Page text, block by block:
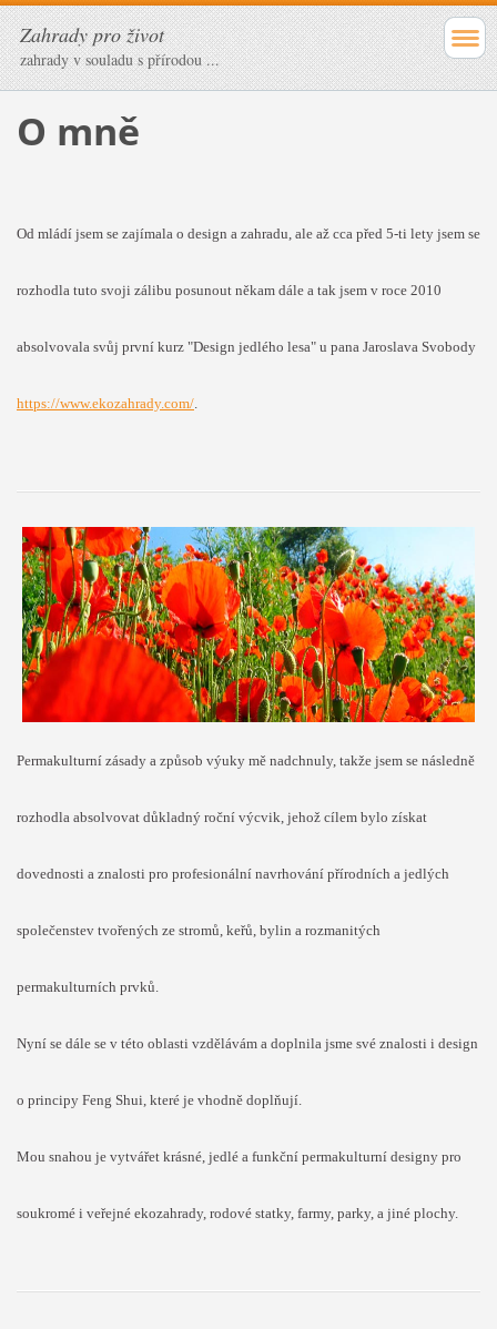
Zahrady pro život
zahrady v souladu s přírodou ...
O mně
Od mládí jsem se zajímala o design a zahradu, ale až cca před 5-ti lety jsem se
rozhodla tuto svoji zálibu posunout někam dále a tak jsem v roce 2010
absolvovala svůj první kurz "Design jedlého lesa" u pana Jaroslava Svobody
https://www.ekozahrady.com/.
Permakulturní zásady a způsob výuky mě nadchnuly, takže jsem se následně
rozhodla absolvovat důkladný roční výcvik, jehož cílem bylo získat
dovednosti a znalosti pro profesionální navrhování přírodních a jedlých
společenstev tvořených ze stromů, keřů, bylin a rozmanitých
permakulturních prvků.
Nyní se dále se v této oblasti vzdělávám a doplnila jsme své znalosti i design
o principy Feng Shui, které je vhodně doplňují.
Mou snahou je vytvářet krásné, jedlé a funkční permakulturní designy pro
soukromé i veřejné ekozahrady, rodové statky, farmy, parky, a jiné plochy.